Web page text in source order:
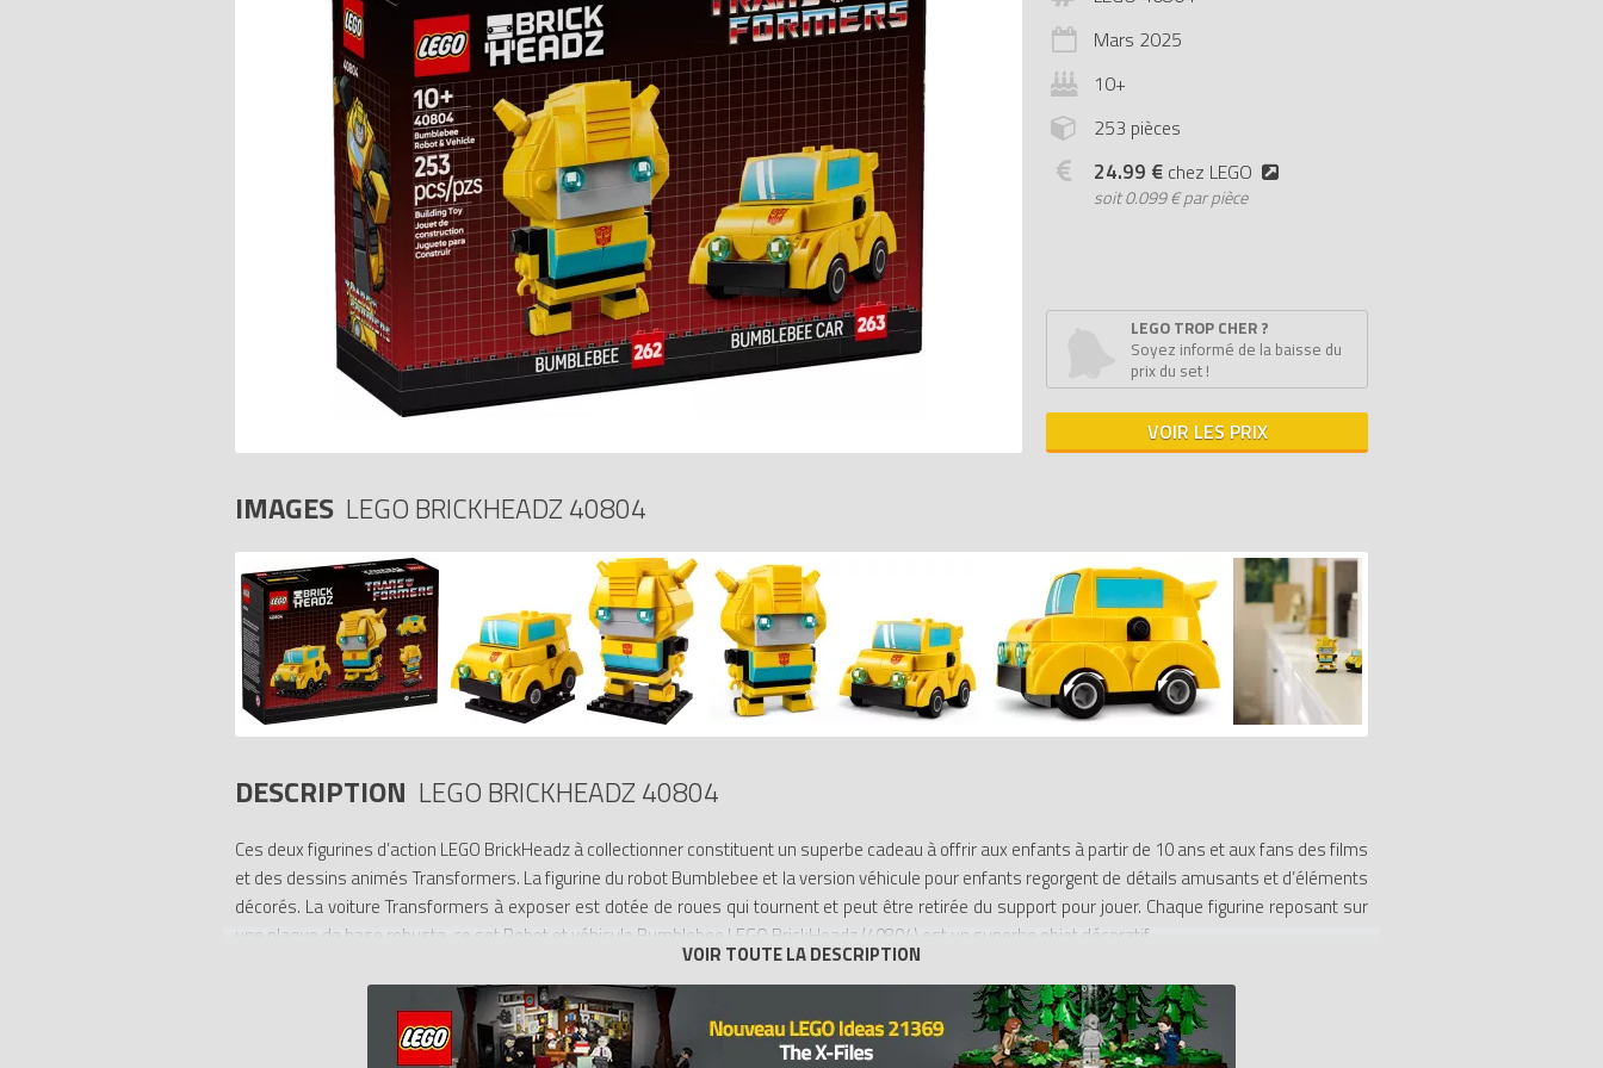
Mars 2025
10+
253 pièces
24.99 € chez LEGO
soit0.099 € par pièce
LEGO TROP CHER ?
Soyez informé de la baisse du
prix du set !
VOIR LES PRIX
IMAGES LEGO BRICKHEADZ 40804
DESCRIPTION LEGO BRICKHEADZ 40804
Ces deux figurines d’action LEGO BrickHeadz à collectionner constituent un superbe cadeau à offrir aux enfants à partir de 10 ans et aux fans des films
et des dessins animés Transformers. La figurine du robot Bumblebee et la version véhicule pour enfants regorgent de détails amusants et d’éléments
décorés. La voiture Transformers à exposer est dotée de roues qui tournent et peut être retirée du support pour jouer. Chaque figurine reposant sur
une plaque de base robuste, ce set Robot et véhicule Bumblebee LEGO BrickHeadz (40804) est un superbe objet décoratif.
Bumblebee à construire, et pourront l’exposer ou l’utiliser pour sauver le monde
- 2 modèles BrickHeadz à construire – Les deux figurines comportent de nombreux éléments décorés. Le véhicule Transformers à exposer est doté
de roues qui tournent pour multiplier les options de jeu